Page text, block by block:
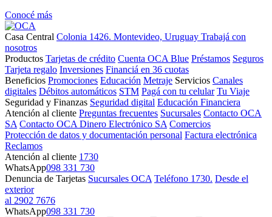
Conocé más
Casa Central Colonia 1426. Montevideo, Uruguay Trabajá con
nosotros
Productos Tarjetas de crédito Cuenta OCA Blue Préstamos Seguros
Tarjeta regalo Inversiones Financiá en 36 cuotas
Beneficios Promociones Educación Metraje Servicios Canales
digitales Débitos automáticos STM Pagá con tu celular Tu Viaje
Seguridad y Finanzas Seguridad digital Educación Financiera
Atención al cliente Preguntas frecuentes Sucursales Contacto OCA
SA Contacto OCA Dinero Electrónico SA Comercios
Protección de datos y documentación personal Factura electrónica
Reclamos
Atención al cliente 1730
WhatsApp098 331 730
Denuncia de Tarjetas Sucursales OCA Teléfono 1730. Desde el
exterior
al 2902 7676
WhatsApp098 331 730